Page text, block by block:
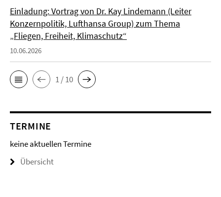
Einladung: Vortrag von Dr. Kay Lindemann (Leiter
Konzernpolitik, Lufthansa Group) zum Thema
„Fliegen, Freiheit, Klimaschutz“
10.06.2026
1 / 10
TERMINE
keine aktuellen Termine
Übersicht